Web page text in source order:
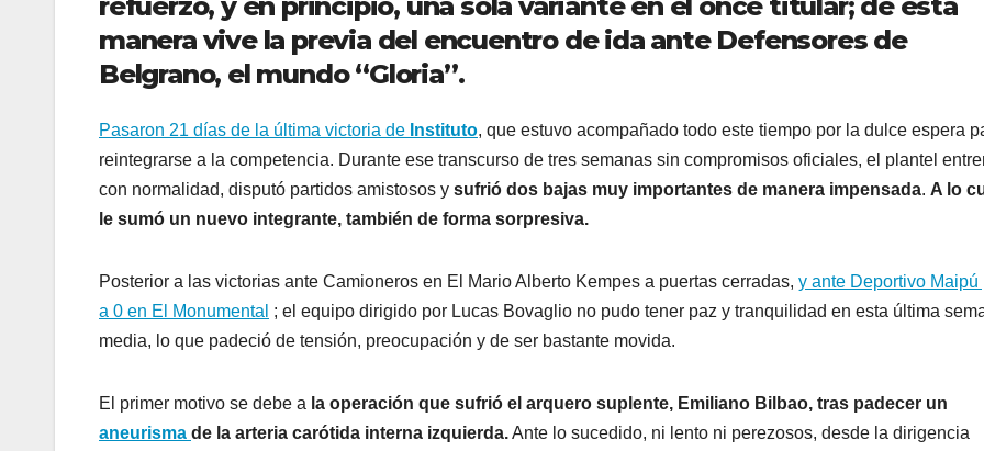
manera vive la previa del encuentro de ida ante Defensores de
Belgrano, el mundo “Gloria”.
Pasaron 21 días de la última victoria de Instituto, que estuvo acompañado todo este tiempo por la dulce espera
reintegrarse a la competencia. Durante ese transcurso de tres semanas sin compromisos oficiales, el plantel
con normalidad, disputó partidos amistosos y sufrió dos bajas muy importantes de manera impensada. A lo
le sumó un nuevo integrante, también de forma sorpresiva.
Posterior a las victorias ante Camioneros en El Mario Alberto Kempes a puertas cerradas, y ante Deportivo Maipú
a 0 en El Monumental ; el equipo dirigido por Lucas Bovaglio no pudo tener paz y tranquilidad en esta última
media, lo que padeció de tensión, preocupación y de ser bastante movida.
El primer motivo se debe a la operación que sufrió el arquero suplente, Emiliano Bilbao, tras padecer un
aneurisma de la arteria carótida interna izquierda.Ante lo sucedido, ni lento ni perezosos, desde la dirigencia